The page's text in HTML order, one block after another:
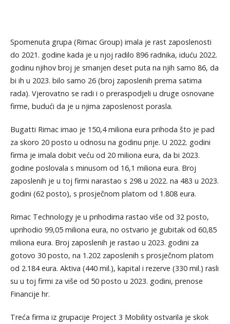
Spomenuta grupa (Rimac Group) imala je rast zaposlenosti
do 2021. godine kada je u njoj radilo 896 radnika, iduću 2022.
godinu njihov broj je smanjen deset puta na njih samo 86, da
bi ih u 2023. bilo samo 26 (broj zaposlenih prema satima
rada). Vjerovatno se radi i o preraspodjeli u druge osnovane
firme, budući da je u njima zaposlenost porasla.
Bugatti Rimac imao je 150,4 miliona eura prihoda što je pad
za skoro 20 posto u odnosu na godinu prije. U 2022. godini
firma je imala dobit veću od 20 miliona eura, da bi 2023.
godine poslovala s minusom od 16,1 miliona eura. Broj
zaposlenih je u toj firmi narastao s 298 u 2022. na 483 u 2023.
godini (62 posto), s prosječnom platom od 1.808 eura.
Rimac Technology je u prihodima rastao više od 32 posto,
uprihodio 99,05 miliona eura, no ostvario je gubitak od 60,85
miliona eura. Broj zaposlenih je rastao u 2023. godini za
gotovo 30 posto, na 1.202 zaposlenih s prosječnom platom
od 2.184 eura. Aktiva (440 mil.), kapital i rezerve (330 mil.) rasli
su u toj firmi za više od 50 posto u 2023. godini, prenose
Financije hr.
Treća firma iz grupacije Project 3 Mobility ostvarila je skok